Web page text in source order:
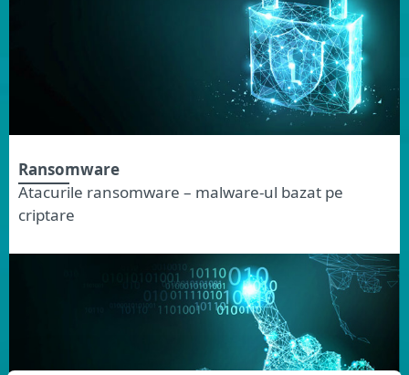
Ransomware
Atacurile ransomware – malware-ul bazat pe
criptare